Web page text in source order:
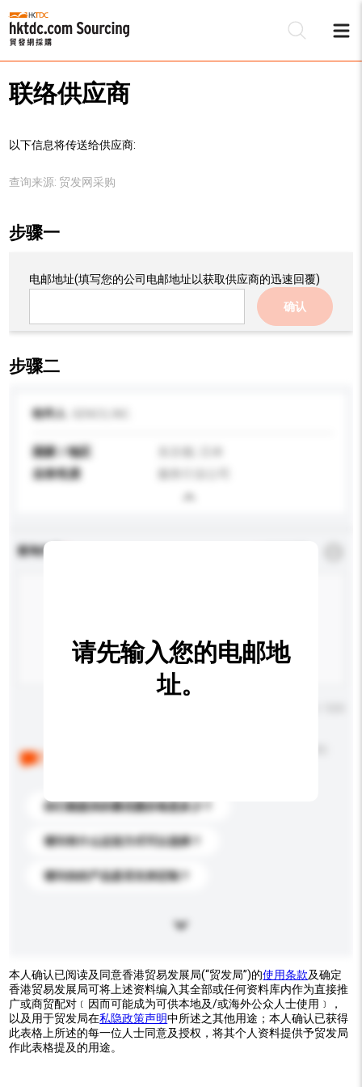
联络供应商
以下信息将传送给供应商:
查询来源: 贸发网采购
步骤一
电邮地址(填写您的公司电邮地址以获取供应商的迅速回覆)
确认
步骤二
收件人
国家 / 地区
业务性质
查询内容
你们能提供的最优惠价格是多少？
请问有什么运送方式可以选择？
请问你的产品是否支持定制？
请先输入您的电邮地
址。
本人确认已阅读及同意香港贸易发展局(“贸发局”)的使用条款及确定
香港贸易发展局可将上述资料编入其全部或任何资料库内作为直接推
广或商贸配对﹝因而可能成为可供本地及/或海外公众人士使用﹞，
以及用于贸发局在私隐政策声明中所述之其他用途；本人确认已获得
此表格上所述的每一位人士同意及授权，将其个人资料提供予贸发局
作此表格提及的用途。